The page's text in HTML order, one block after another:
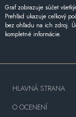
Graf zobrazuje súčet
Prehľad ukazuje celkový
bez ohľadu na ich zdroj.
kompletné informácie.
HLAVNÁ STRANA
O OCENENÍ